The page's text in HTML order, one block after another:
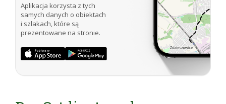
Aplikacja korzysta z tych
samych danych o obiektach
i szlakach, które są
prezentowane na stronie.